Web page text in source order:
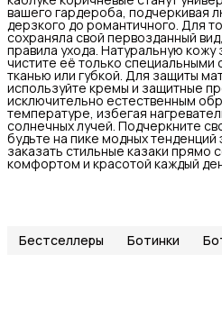
вашего гардероба, подчеркивая
дерзкого до романтичного. Для
сохраняла свой первозданный
правила ухода. Натуральную
чистите её только специальными
тканью или губкой. Для защиты
используйте кремы и защитные
исключительно естественным
температуре, избегая
солнечных лучей. Подчеркните
будьте на пике модных тенденций
заказать стильные казаки прямо
комфортом и красотой каждый
Бестселлеры Ботинки